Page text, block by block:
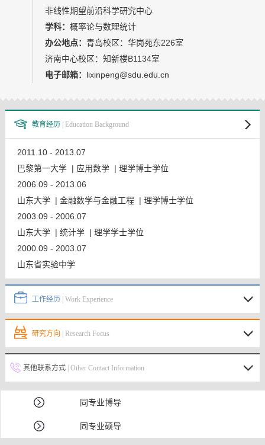
非线性期望前沿科学研究中心
学科： 概率论与数理统计
办公地点： 青岛校区：华岗苑东226室
济南中心校区：知新楼B1134室
电子邮箱： lixinpeng@sdu.edu.cn
教育经历 | Education Background
2011.10 - 2013.07
巴黎第一大学 | 应用数学 | 理学博士学位
2006.09 - 2013.06
山东大学 | 金融数学与金融工程 | 理学博士学位
2003.09 - 2006.07
山东大学 | 统计学 | 理学学士学位
2000.09 - 2003.07
山东省实验中学
工作经历 | Work Experience
研究方向 | Research Focus
其他联系方式| Other Contact Information
同专业博导
同专业硕导